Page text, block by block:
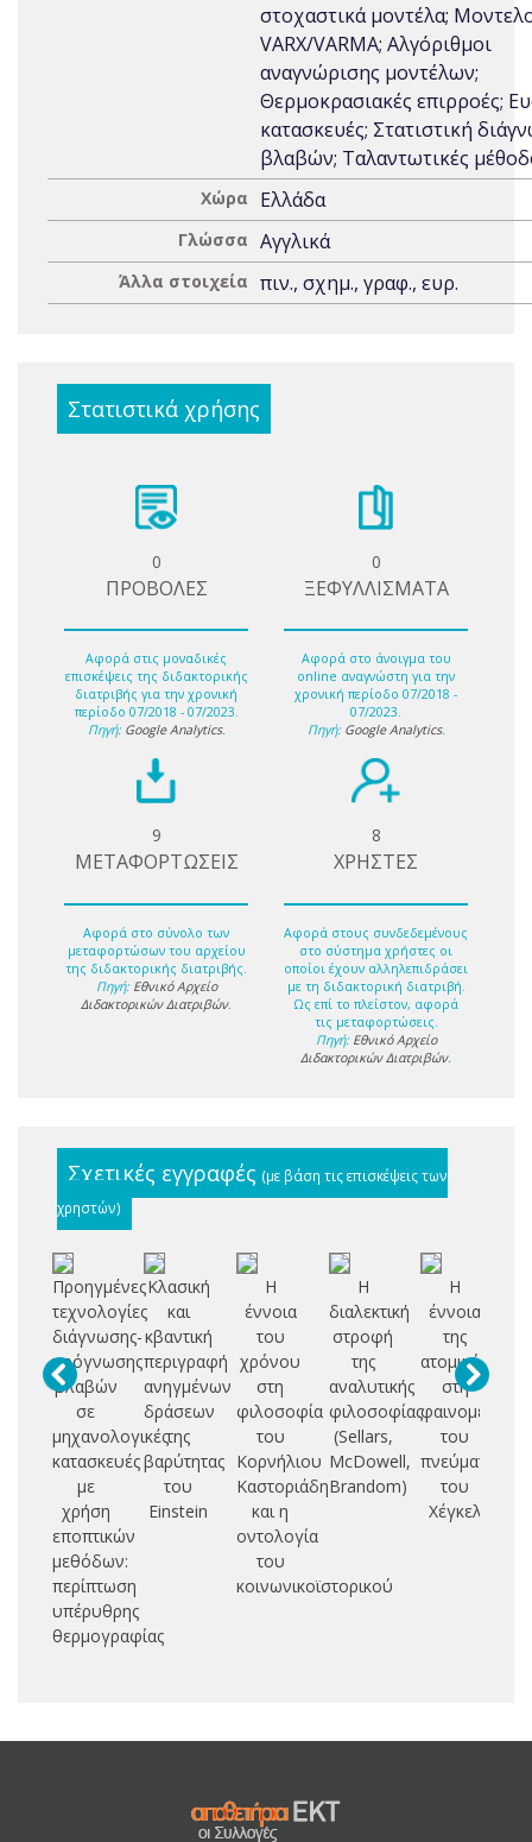
στοχαστικά μοντέλα;
VARX/VARMA; Αλγόριθμοι
αναγνώρισης μοντέλων;
Θερμοκρασιακές επιρροές;
κατασκευές; Στατιστική
βλαβών; Ταλαντωτικές
Χώρα Ελλάδα
Γλώσσα Αγγλικά
Άλλα στοιχεία πιν., σχημ., γραφ., ευρ.
Στατιστικά χρήσης
0
ΠΡΟΒΟΛΕΣ
Αφορά στις μοναδικές
επισκέψεις της διδακτορικής
διατριβής για την χρονική
περίοδο 07/2018 - 07/2023.
Πηγή: Google Analytics.
0
ΞΕΦΥΛΛΙΣΜΑΤΑ
Αφορά στο άνοιγμα του
online αναγνώστη για την
χρονική περίοδο 07/2018 -
07/2023.
Πηγή: Google Analytics.
9
ΜΕΤΑΦΟΡΤΩΣΕΙΣ
Αφορά στο σύνολο των
μεταφορτώσων του αρχείου
της διδακτορικής διατριβής.
Πηγή: Εθνικό Αρχείο
Διδακτορικών Διατριβών.
8
ΧΡΗΣΤΕΣ
Αφορά στους συνδεδεμένους
στο σύστημα χρήστες οι
οποίοι έχουν αλληλεπιδράσει
με τη διδακτορική διατριβή.
Ως επί το πλείστον, αφορά
τις μεταφορτώσεις.
Πηγή: Εθνικό Αρχείο
Διδακτορικών Διατριβών.
Σχετικές εγγραφές (με βάση τις επισκέψεις των
χρηστών)
Προηγμένες
τεχνολογίες
διάγνωσης-
πρόγνωσης
βλαβών
σε
μηχανολογικές
κατασκευές
με
χρήση
εποπτικών
μεθόδων:
περίπτωση
υπέρυθρης
θερμογραφίας
Κλασική
και
κβαντική
περιγραφή
ανηγμένων
δράσεων
της
βαρύτητας
του
Einstein
Η
έννοια
του
χρόνου
στη
φιλοσοφία
του
Κορνήλιου
Καστοριάδη
και η
οντολογία
του
κοινωνικοϊστορικού
Η
διαλεκτική
στροφή
της
αναλυτικής
φιλοσοφίας
(Sellars,
McDowell,
Brandom)
Η
έννοια
της
ατομικότητας
στη
του
πνεύματος
του
Χέγκελ